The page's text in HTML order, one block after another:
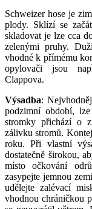
Schweizer hose je
plody. Sklízí se
skladovat je lze cca
zelenými pruhy.
vhodné k přímému
opylovači jsou
Clappova.
Výsadba:
podzimní období,
stromky přichází o
zálivku stromů.
roku. Při vlastní
dostatečně širokou,
místo očkování
zasypejte jemnou
udělejte zalévací
vhodnou chráničkou